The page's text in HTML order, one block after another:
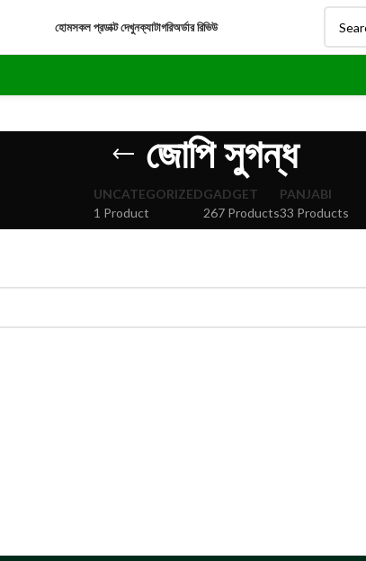
হোমসকল প্রডাক্ট দেখুনক্যাটাগরিঅর্ডার রিভিউ
জোপি সুগন্ধ
UNCATEGORIZED
1 Product
GADGET
267 Products
PANJABI
33 Products